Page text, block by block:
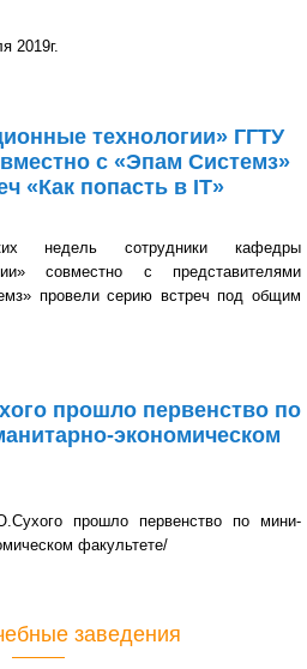
2019г.
Президента Украины
технологии» ГГТУ
с «Эпам Системз»
«Как попасть в IT»
недель сотрудники кафедры
совместно с представителями
провели серию встреч под общим
в IT»прошло первенство по
экономическом
прошло первенство по мини-
факультете/
заведения